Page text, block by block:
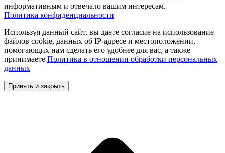
информативным и отвечало вашим интересам.
Политика конфиденциальности
Используя данный сайт, вы даете согласие на использование
файлов cookie, данных об IP-адресе и местоположении,
помогающих нам сделать его удобнее для вас, а также
принимаете Политика в отношении обработки персональных
данных
Принять и закрыть